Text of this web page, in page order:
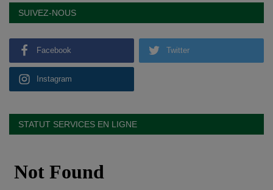
SUIVEZ-NOUS
Facebook Twitter
Instagram
STATUT SERVICES EN LIGNE